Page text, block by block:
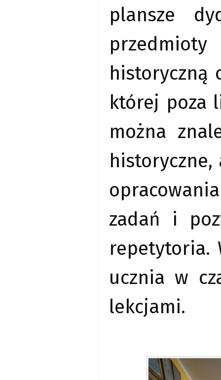
plansze
historyczną
której poza
można
zadań i
repetytoria.
ucznia w
lekcjami.